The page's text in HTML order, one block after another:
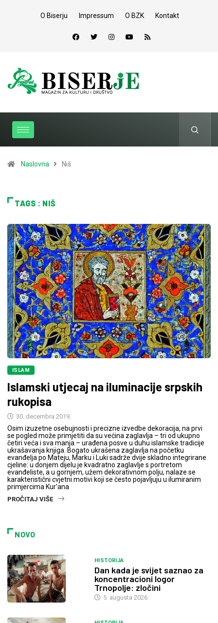
O Biserju Impressum O BZK Kontakt
Naslovna Niš
TAGS : NIŠ
ISLAM
Islamski utjecaj na iluminacije srpskih
rukopisa
30. decembra 2019.
Osim izuzetne osebujnosti i precizne izvedbe dekoracija, na prvi
se pogled može primjetiti da su većina zaglavlja – tri od ukupno
četiri veća i sva manja – urađena posve u duhu islamske tradicije
ukrašavanja knjiga. Bogato ukrašena zaglavlja na početku
evanđelja po Mateju, Marku i Luki sadrže dvije skladno integrirane
cjeline: u donjem dijelu je kvadratno zaglavlje s portretom
evanđeliste, a u gornjem, užem dekorativnom polju, nalaze se
karakteristični cvjetni motivi koji se često pojavljuju u ilumiranim
primjercima Kur'ana
PROČITAJ VIŠE
NOVO
HISTORIJA
Dan kada je svijet saznao za
koncentracioni logor
Trnopolje: zločini
5. augusta 2026.